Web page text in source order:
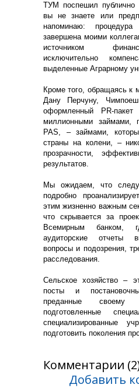
ТУМ поспешил публично
вы не знаете или
напоминаю: процедура
завершена моими
источником
исключительно
выделенные Аграрному
Кроме того, обращаясь к
Дану Перчуну,
оформленный PR-
миллионными займами,
PAS, – займами,
страны на колени, –
прозрачности,
результатов.
Мы ожидаем, что
подробно
этим жизненно важным
что скрывается за
Всемирным банком,
аудиторские отчеты
вопросы и подозрения,
расследования.
Сельское хозяйство –
посты и
преданные своему
подготовленные
специализированные
подготовить поколения
Комментарии
Добавить